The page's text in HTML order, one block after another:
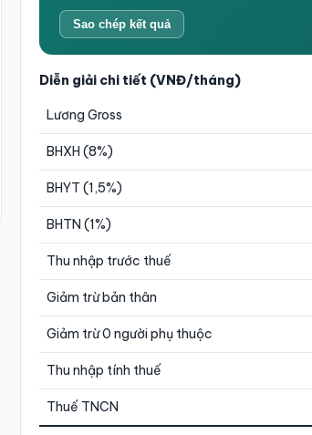
Sao chép kết quả
Diễn giải chi tiết (VNĐ/tháng)
Lương Gross
BHXH (8%)
BHYT (1,5%)
BHTN (1%)
Thu nhập trước thuế
Giảm trừ bản thân
Giảm trừ 0 người phụ thuộc
Thu nhập tính thuế
Thuế TNCN